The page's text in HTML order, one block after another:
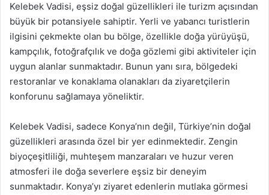
Kelebek Vadisi, eşsiz doğal güzellikleri ile turizm açısından
büyük bir potansiyele sahiptir. Yerli ve yabancı turistlerin
ilgisini çekmekte olan bu bölge, özellikle doğa yürüyüşü,
kampçılık, fotoğrafçılık ve doğa gözlemi gibi aktiviteler için
uygun alanlar sunmaktadır. Bunun yanı sıra, bölgedeki
restoranlar ve konaklama olanakları da ziyaretçilerin
konforunu sağlamaya yöneliktir.
Kelebek Vadisi, sadece Konya’nın değil, Türkiye’nin doğal
güzellikleri arasında özel bir yer edinmektedir. Zengin
biyoçeşitliliği, muhteşem manzaraları ve huzur veren
atmosferi ile doğa severlere eşsiz bir deneyim
sunmaktadır. Konya’yı ziyaret edenlerin mutlaka görmesi